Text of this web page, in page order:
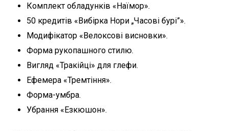
Комплект обладунків «Наїмор».
50 кредитів «Вибірка Нори „Часові бурі”».
Модифікатор «Велоксові висновки».
Форма рукопашного стилю.
Вигляд «Тракійці» для глефи.
Ефемера «Тремтіння».
Форма-умбра.
Убрання «Езкюшон».